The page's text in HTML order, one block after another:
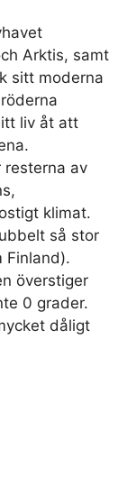
Arktis, samt
sitt moderna
liv åt att
resterna av
klimat.
så stor
Finland).
överstiger
0 grader.
dåligt